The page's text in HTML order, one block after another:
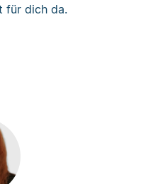
für dich da.